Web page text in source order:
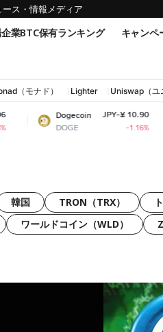
ス・情報メディア
業BTC保有ランキング キャンペ
（モナド） Lighter Uniswap（ユ
Dogecoin
DOGE
JPY-¥ 10.90
-1.16%
ADA
韓国 TRON（TRX）
ワールドコイン（WLD）